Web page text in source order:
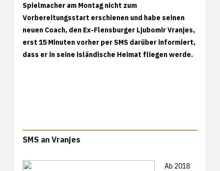
Spielmacher am Montag nicht zum
Vorbereitungsstart erschienen und habe seinen
neuen Coach, den Ex-Flensburger Ljubomir Vranjes,
erst 15 Minuten vorher per SMS darüber informiert,
dass er in seine isländische Heimat fliegen werde.
SMS an Vranjes
Ab 2018